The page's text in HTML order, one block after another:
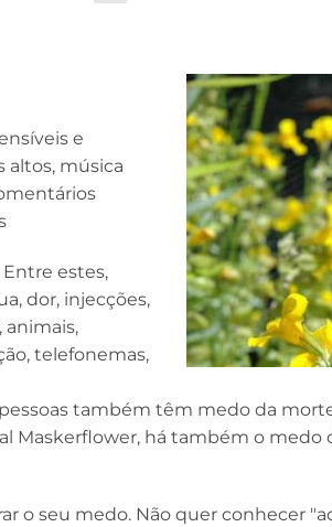
e
altos, música
estes,
dor, injecções,
animais,
telefonemas,
também têm medo da
Maskerflower, há também o
o seu medo. Não quer conhecer